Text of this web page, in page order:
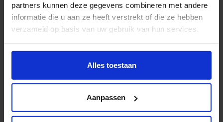
partners kunnen deze gegevens combineren met andere
informatie die u aan ze heeft verstrekt of die ze hebben
verzameld op basis van uw gebruik van hun services.
Wil je meer weten of de voorkeur aanpassen, bekijk dan
https://www.hku.nl/privacy-statement-en-
Alles toestaan
Aanpassen
Stage- of
werkvacature
aanmelden